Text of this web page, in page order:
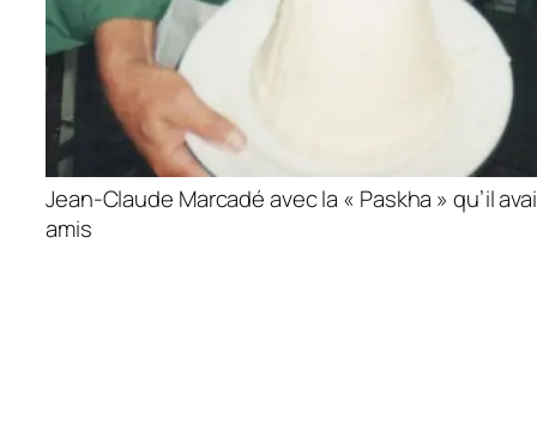
Jean-Claude Marcadé avec la « Paskha » qu’il
amis